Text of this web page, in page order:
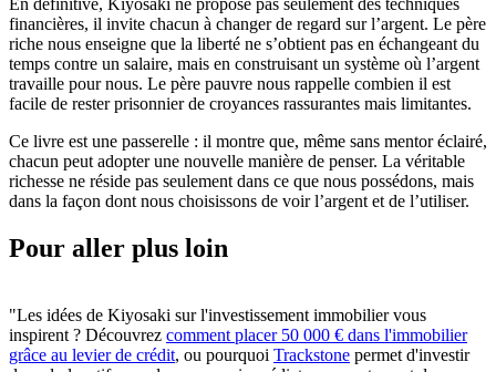
En définitive, Kiyosaki ne propose pas seulement des techniques
financières, il invite chacun à changer de regard sur l’argent. Le père
riche nous enseigne que la liberté ne s’obtient pas en échangeant du
temps contre un salaire, mais en construisant un système où l’argent
travaille pour nous. Le père pauvre nous rappelle combien il est
facile de rester prisonnier de croyances rassurantes mais limitantes.
Ce livre est une passerelle : il montre que, même sans mentor éclairé,
chacun peut adopter une nouvelle manière de penser. La véritable
richesse ne réside pas seulement dans ce que nous possédons, mais
dans la façon dont nous choisissons de voir l’argent et de l’utiliser.
Pour aller plus loin
"Les idées de Kiyosaki sur l'investissement immobilier vous
inspirent ? Découvrez comment placer 50 000 € dans l'immobilier
grâce au levier de crédit, ou pourquoi Trackstone permet d'investir